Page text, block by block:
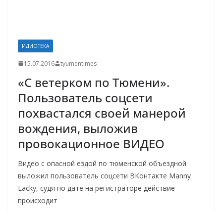
ИДИОТЕКА
15.07.2016 tyumentimes
«С ветерком по Тюмени».
Пользователь соцсети
похвастался своей манерой
вождения, выложив
провокационное ВИДЕО
Видео с опасной ездой по тюменской объездной
выложил пользователь соцсети ВКонтакте Manny
Laсky, судя по дате на регистраторе действие
происходит